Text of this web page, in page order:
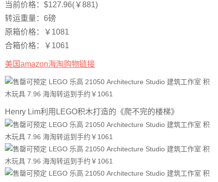
当前价格：$127.96(￥881)
转运重量：6磅
原箱价格：￥1081
合箱价格：￥1061
美国amazon海淘购物链接
Henry Lim利用LEGO积木打造的《爬不完的楼梯》